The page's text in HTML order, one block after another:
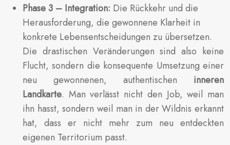
Phase 3 – Integration: Die Rückkehr und die
Herausforderung, die gewonnene Klarheit in
konkrete Lebensentscheidungen zu übersetzen.
Die drastischen Veränderungen sind also keine
Flucht, sondern die konsequente Umsetzung einer
neu gewonnenen, authentischen inneren
Landkarte. Man verlässt nicht den Job, weil man
ihn hasst, sondern weil man in der Wildnis erkannt
hat, dass er nicht mehr zum neu entdeckten
eigenen Territorium passt.